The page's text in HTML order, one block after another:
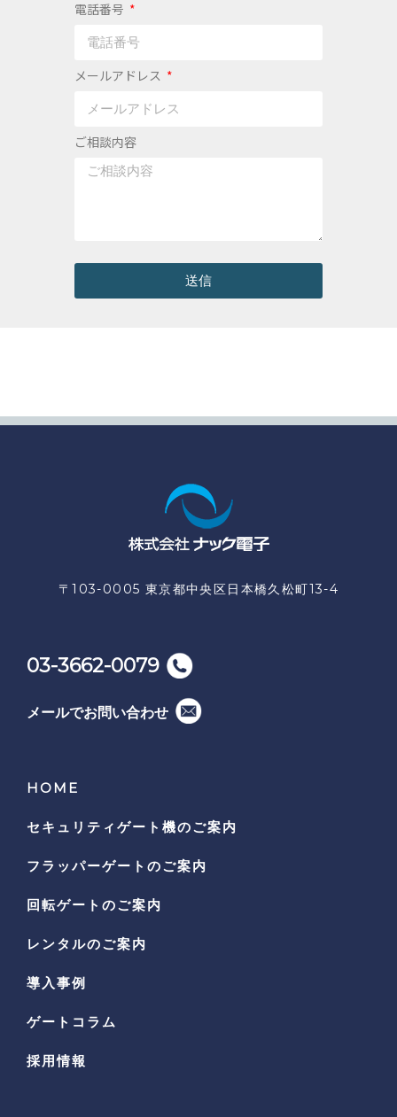
電話番号
メールアドレス
ご相談内容
送信
〒103-0005 東京都中央区日本橋久松町13-4
03-3662-0079
メールでお問い合わせ
HOME
セキュリティゲート機のご案内
フラッパーゲートのご案内
回転ゲートのご案内
レンタルのご案内
導入事例
ゲートコラム
採用情報